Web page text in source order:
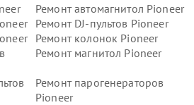
Ремонт автомагнитол Pioneer
Ремонт DJ-пультов Pioneer
Ремонт колонок Pioneer
Ремонт магнитол Pioneer
Ремонт парогенераторов
Pioneer